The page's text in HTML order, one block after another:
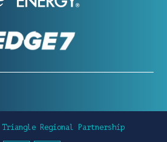
Triangle Regional Partnership